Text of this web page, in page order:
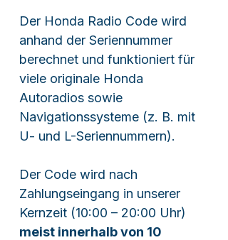
Der Honda Radio Code wird
anhand der Seriennummer
berechnet und funktioniert für
viele originale Honda
Autoradios sowie
Navigationssysteme (z. B. mit
U- und L-Seriennummern).
Der Code wird nach
Zahlungseingang in unserer
Kernzeit (10:00 – 20:00 Uhr)
meist innerhalb von 10